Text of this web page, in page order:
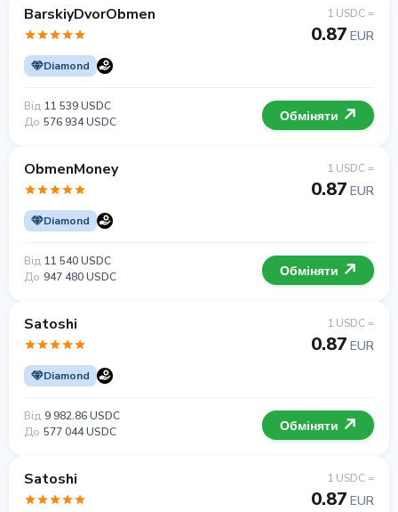
BarskiyDvorObmen
Diamond
1 USDC =
0.87 EUR
Від 11 539 USDC
До 576 934 USDC Обміняти
ObmenMoney
Diamond
1 USDC =
0.87 EUR
Від 11 540 USDC
До 947 480 USDC Обміняти
Satoshi
Diamond
1 USDC =
0.87 EUR
Від 9 982.86 USDC
До 577 044 USDC Обміняти
Satoshi 1 USDC =
0.87 EUR